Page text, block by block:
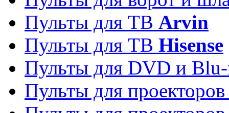
Пульты для ТВ Arvin
Пульты для ТВ Hisense
Пульты для DVD и
Пульты для